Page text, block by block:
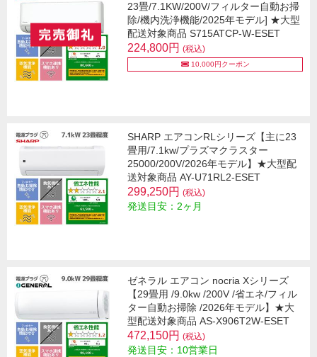
23畳/7.1KW/200V/フィルター自動お掃
除/機内洗浄機能/2025年モデル] ★大型
配送対象商品 S715ATCP-W-ESET
224,800円 (税込)
10,000円クーポン
SHARP エアコンRLシリーズ【主に23
畳用/7.1kw/プラズマクラスター
25000/200V/2026年モデル】★大型配
送対象商品 AY-U71RL2-ESET
299,250円 (税込)
発送目安：2ヶ月
ゼネラル エアコン nocria Xシリーズ
【29畳用 /9.0kw /200V /省エネ/フィル
ター自動お掃除 /2026年モデル】★大
型配送対象商品 AS-X906T2W-ESET
472,150円 (税込)
発送目安：10営業日